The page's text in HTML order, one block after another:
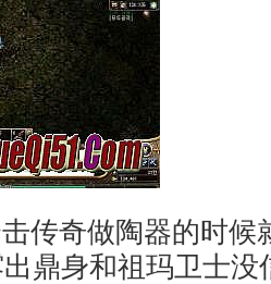
传奇做陶器的时候
鼎身和祖玛卫士没